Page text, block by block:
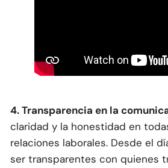
4. Transparencia en la
claridad y la honestidad en
relaciones laborales. Desde el
ser transparentes con quienes